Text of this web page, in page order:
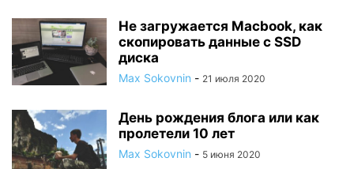
Не загружается Macbook, как
скопировать данные с SSD
диска
Max Sokovnin - 21 июля 2020
День рождения блога или как
пролетели 10 лет
Max Sokovnin - 5 июня 2020